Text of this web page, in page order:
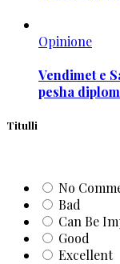
Opinione
Vendimet e
pesha
Titulli
No
Bad
Can Be
Good
Excellent